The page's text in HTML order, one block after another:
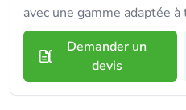
avec une gamme adaptée
Demander un
devis